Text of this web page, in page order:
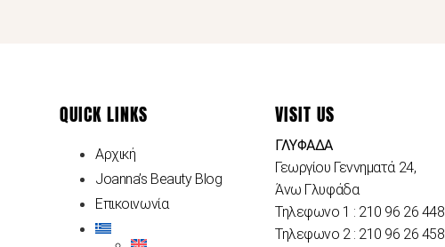
QUICK LINKS
Αρχική
Joanna’s Beauty Blog
Επικοινωνία
VISIT US
ΓΛΥΦΑΔΑ
Γεωργίου Γεννηματά 24,
Άνω Γλυφάδα
Τηλεφωνο 1 : 210 96 26 448
Τηλεφωνο 2 : 210 96 26 458